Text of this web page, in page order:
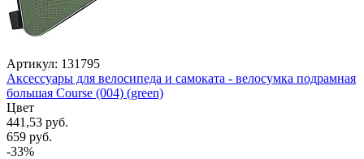
Артикул: 131795
Аксессуары для велосипеда и самоката - велосумка подрамная
большая Course (004) (green)
Цвет
441,53 руб.
659 руб.
-33%